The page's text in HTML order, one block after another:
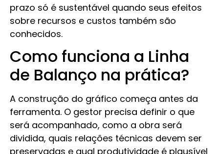
prazo só é sustentável quando seus efeitos
sobre recursos e custos também são
conhecidos.
Como funciona a Linha
de Balanço na prática?
A construção do gráfico começa antes da
ferramenta. O gestor precisa definir o que
será acompanhado, como a obra será
dividida, quais relações técnicas devem ser
preservadas e qual produtividade é plausível